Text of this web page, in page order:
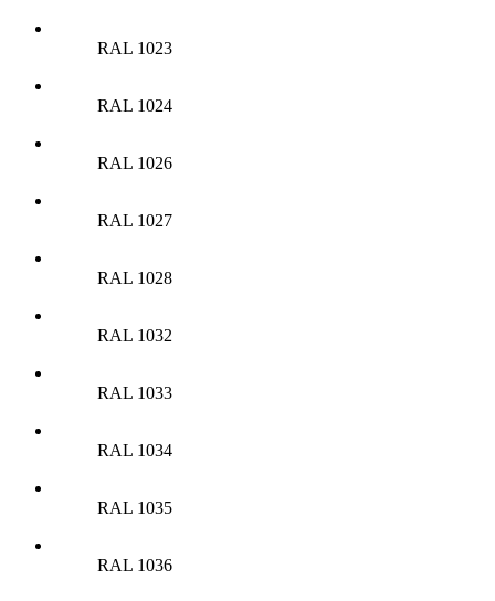
RAL 1023
RAL 1024
RAL 1026
RAL 1027
RAL 1028
RAL 1032
RAL 1033
RAL 1034
RAL 1035
RAL 1036